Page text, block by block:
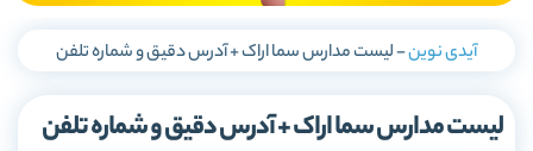
آیدی نوین-لیست مدارس سما اراک + آدرس دقیق و شماره تلفن
لیست مدارس سما اراک + آدرس دقیق و شماره تلفن